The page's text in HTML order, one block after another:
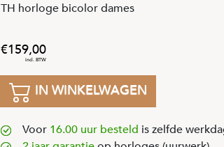
TH horloge bicolor dames
159,00
IN WINKELWAGEN
Voor 16.00 uur besteld is zelfde